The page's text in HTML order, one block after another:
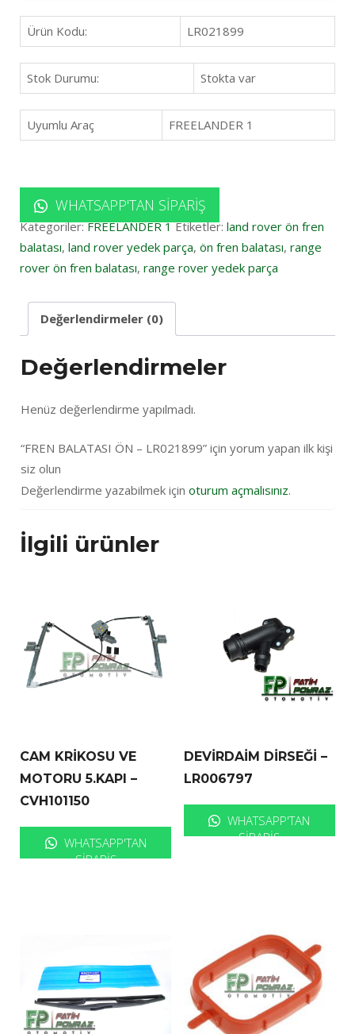
Ürün Kodu: LR021899
Stok Durumu: Stokta var
Uyumlu Araç FREELANDER 1
WHATSAPP'TAN SIPARIŞ
Kategoriler:FREELANDER 1 Etiketler: land rover ön fren
balatası, land rover yedek parça, ön fren balatası, range
rover ön fren balatası, range rover yedek parça
Değerlendirmeler (0)
Değerlendirmeler
Henüz değerlendirme yapılmadı.
“FREN BALATASI ÖN – LR021899” için yorum yapan ilk kişi
siz olun
Değerlendirme yazabilmek için oturum açmalısınız.
İlgili ürünler
CAM KRİKOSU VE
MOTORU 5.KAPI –
CVH101150
WHATSAPP'TAN
SIPARIŞ
DEVİRDAİM DİRSEĞİ –
LR006797
WHATSAPP'TAN
SIPARIŞ